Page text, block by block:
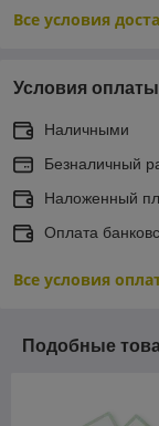
Все условия
Условия оплаты
Наличными
Безналичный
Наложенный
Оплата
Все условия
Подобные